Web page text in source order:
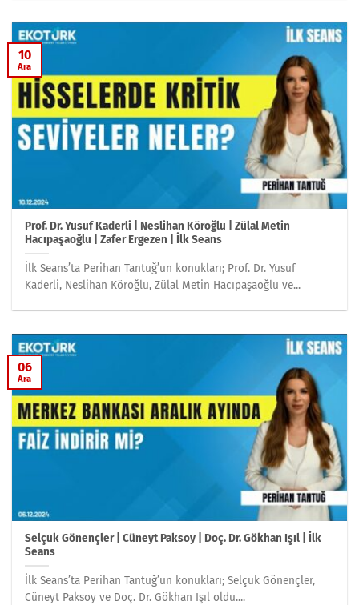
Prof. Dr. Yusuf Kaderli | Neslihan Köroğlu | Zülal Metin
Hacıpaşaoğlu | Zafer Ergezen | İlk Seans
İlk Seans’ta Perihan Tantuğ’un konukları; Prof. Dr. Yusuf
Kaderli, Neslihan Köroğlu, Zülal Metin Hacıpaşaoğlu ve...
10
Ara
Selçuk Gönençler | Cüneyt Paksoy | Doç. Dr. Gökhan Işıl | İlk
Seans
İlk Seans’ta Perihan Tantuğ’un konukları; Selçuk Gönençler,
Cüneyt Paksoy ve Doç. Dr. Gökhan Işıl oldu....
06
Ara